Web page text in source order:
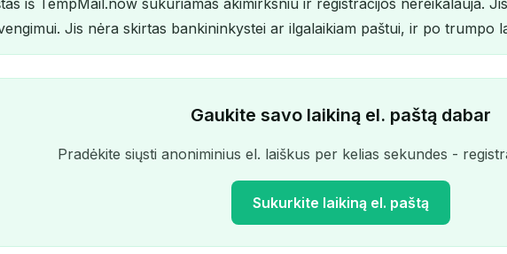
iš TempMail.now sukuriamas akimirksniu ir registracijos nereikalauja.
Jis nėra skirtas bankininkystei ar ilgalaikiam paštui, ir po trumpo
Gaukite savo laikiną el. paštą dabar
Pradėkite siųsti anoniminius el. laiškus per kelias sekundes -
Sukurkite laikiną el. paštą